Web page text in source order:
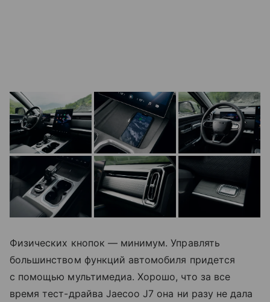
Физических кнопок — минимум. Управлять
большинством функций автомобиля придется
с помощью мультимедиа. Хорошо, что за все
время тест-драйва Jaecoo J7 она ни разу не дала